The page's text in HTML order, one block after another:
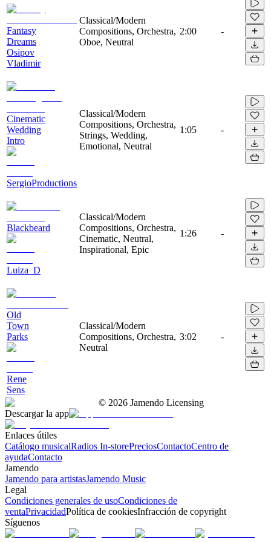
Fantasy
Dreams
Osipov
Vladimir
Classical/Modern
Compositions, Orchestra,
Oboe, Neutral
2:00 -
Cinematic
Wedding
Intro
SergioProductions
Classical/Modern
Compositions, Orchestra,
Strings, Wedding,
Emotional, Neutral
1:05 -
Blackbeard
Luiza_D
Classical/Modern
Compositions, Orchestra,
Cinematic, Neutral,
Inspirational, Epic
1:26 -
Old
Town
Parks
Rene
Sens
Classical/Modern
Compositions, Orchestra,
Neutral
3:02 -
© 2026 Jamendo Licensing
Descargar la app
Enlaces útiles
Catálogo musicalRadios In-storePreciosContactoCentro de
ayudaContacto
Jamendo
Jamendo para artistasJamendo Music
Legal
Condiciones generales de usoCondiciones de
ventaPrivacidadPolítica de cookiesInfracción de copyright
Síguenos